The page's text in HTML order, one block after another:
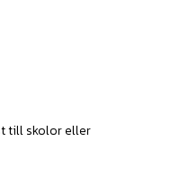
till skolor eller